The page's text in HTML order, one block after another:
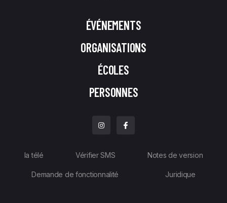
ÉVÉNEMENTS
ORGANISATIONS
ÉCOLES
PERSONNES
la télé Vérifier SMS Notes de version
Demande de fonctionnalité Juridique